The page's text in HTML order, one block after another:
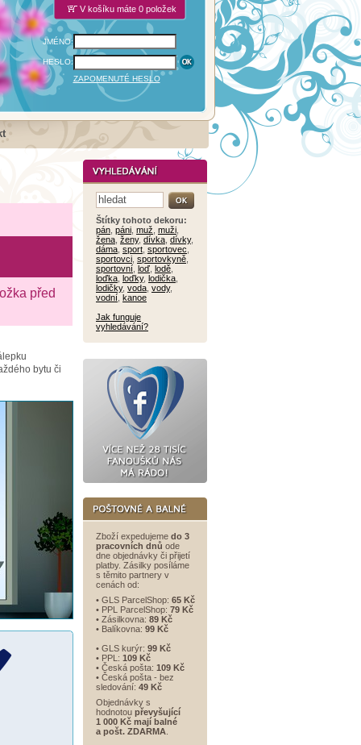
V košíku máte 0 položek
JMÉNO:
HESLO:
ZAPOMENUTÉ HESLO
před
bytu či
Štítky tohoto dekoru:
pán páni muž muži
žena ženy, dívka dívky,
dáma sport sportovec
sportovci sportovkyně
sportovní loď lodě
loďka loďky, lodička
lodičky, voda vody,
vodní kanoe
Jak funguje
vyhledávání?
Zboží expedujeme do 3
pracovních dnů ode
dne objednávky či přijetí
platby. Zásilky posíláme
s těmito partnery v
cenách od:
• GLS ParcelShop: 65 Kč
• PPL ParcelShop: 79 Kč
• Zásilkovna: 89 Kč
• Balíkovna: 99 Kč
• GLS kurýr: 99 Kč
• PPL: 109 Kč
• Česká pošta: 109 Kč
• Česká pošta - bez
sledování: 49 Kč
Objednávky s
hodnotou převyšující
1 000 Kč mají balné
a pošt. ZDARMA